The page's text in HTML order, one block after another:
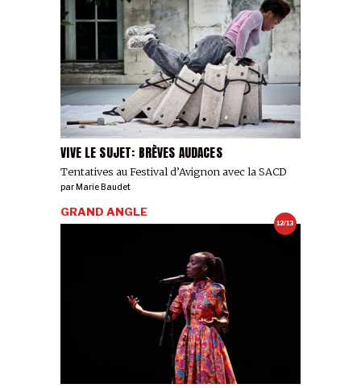
VIVE LE SUJET: BRÈVES AUDACES
Tentatives au Festival d’Avignon avec la SACD
parMarie Baudet
12/13
GRAND ANGLE